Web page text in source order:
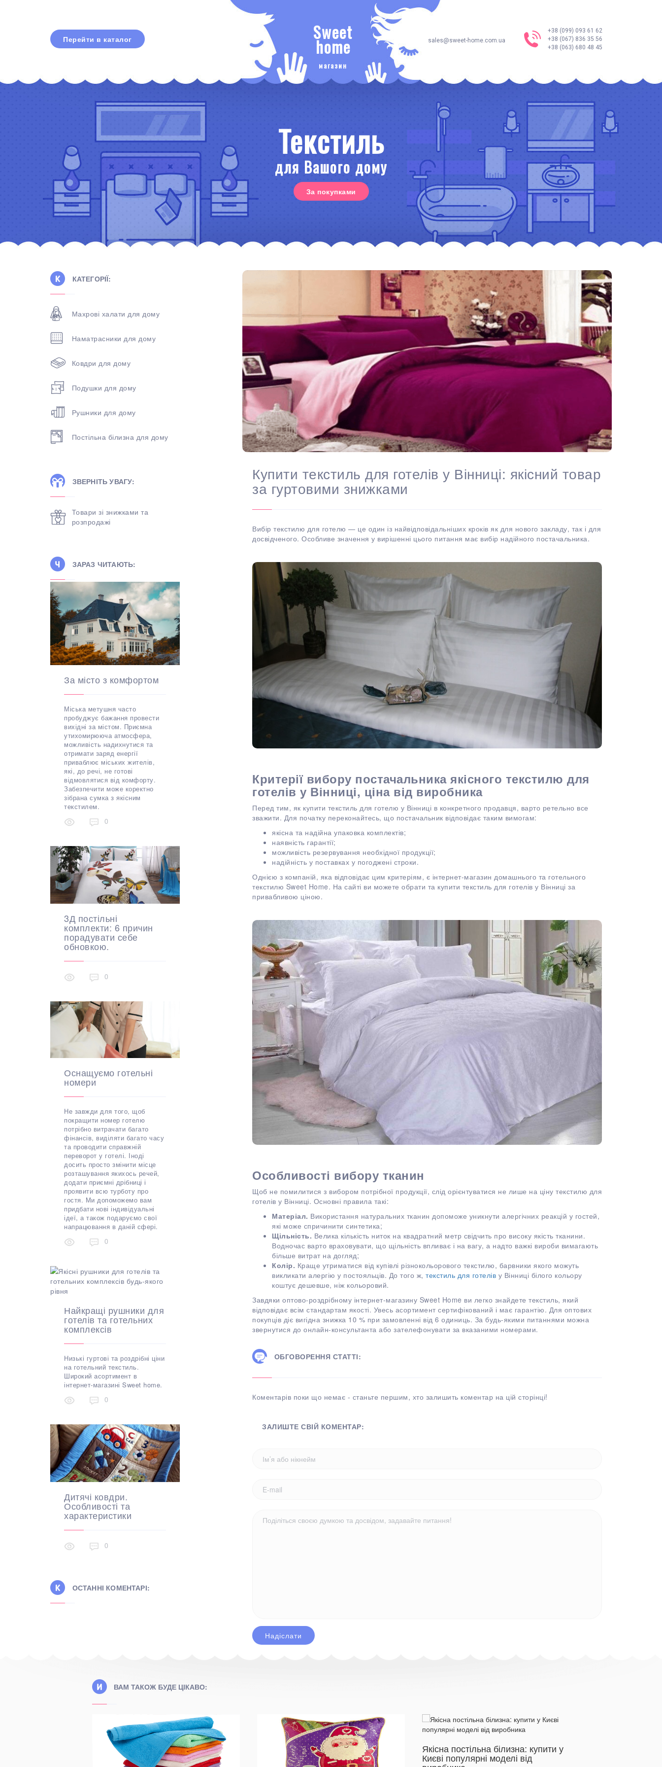
Перейти в каталог Sweet
home
магазин
sales@sweet-home.com.ua
+38 (099) 093 61 62
+38 (067) 836 35 56
+38 (063) 680 48 45
Текстиль
для Вашого дому
За покупками
Купити текстиль для готелів у Вінниці: якісний товар
за гуртовими знижками
Вибір текстилю для готелю — це один із найвідповідальніших кроків як для нового закладу, так і для
досвідченого. Особливе значення у вирішенні цього питання має вибір надійного постачальника.
Критерії вибору постачальника якісного текстилю для
готелів у Вінниці, ціна від виробника
Перед тим, як купити текстиль для готелю у Вінниці в конкретного продавця, варто ретельно все
зважити. Для початку переконайтесь, що постачальник відповідає таким вимогам:
якісна та надійна упаковка комплектів;
наявність гарантії;
можливість резервування необхідної продукції;
надійність у поставках у погоджені строки.
Однією з компаній, яка відповідає цим критеріям, є інтернет-магазин домашнього та готельного
текстилю Sweet Home. На сайті ви можете обрати та купити текстиль для готелів у Вінниці за
привабливою ціною.
Особливості вибору тканин
Щоб не помилитися з вибором потрібної продукції, слід орієнтуватися не лише на ціну текстилю для
готелів у Вінниці. Основні правила такі:
Матеріал. Використання натуральних тканин допоможе уникнути алергічних реакцій у гостей,
які може спричинити синтетика;
Щільність. Велика кількість ниток на квадратний метр свідчить про високу якість тканини.
Водночас варто враховувати, що щільність впливає і на вагу, а надто важкі вироби вимагають
більше витрат на догляд;
Колір. Краще утриматися від купівлі різнокольорового текстилю, барвники якого можуть
викликати алергію у постояльців. До того ж, текстиль для готелів у Вінниці білого кольору
коштує дешевше, ніж кольоровий.
Завдяки оптово-роздрібному інтернет-магазину Sweet Home ви легко знайдете текстиль, який
відповідає всім стандартам якості. Увесь асортимент сертифікований і має гарантію. Для оптових
покупців діє вигідна знижка 10 % при замовленні від 6 одиниць. За будь-якими питаннями можна
звернутися до онлайн-консультанта або зателефонувати за вказаними номерами.
ОБГОВОРЕННЯ СТАТТІ:
Коментарів поки що немає - станьте першим, хто залишить коментар на цій сторінці!
ЗАЛИШТЕ СВІЙ КОМЕНТАР:
КАТЕГОРІЇ:
Махрові халати для дому
Наматрасники для дому
Ковдри для дому
Подушки для дому
Рушники для дому
Постільна білизна для дому
ЗВЕРНІТЬ УВАГУ:
Товари зі знижками та
розпродажі
ЗАРАЗ ЧИТАЮТЬ:
За місто з комфортом
Міська метушня часто
пробуджує бажання провести
вихідні за містом. Приємна
утихомирююча атмосфера,
можливість надихнутися та
отримати заряд енергії
приваблює міських жителів,
які, до речі, не готові
відмовлятися від комфорту.
Забезпечити може коректно
зібрана сумка з якісним
текстилем.
0
3Д постільні
комплекти: 6 причин
порадувати себе
обновкою.
0
Оснащуємо готельні
номери
Не завжди для того, щоб
покращити номер готелю
потрібно витрачати багато
фінансів, виділяти багато часу
та проводити справжній
переворот у готелі. Іноді
досить просто змінити місце
розташування якихось речей,
додати приємні дрібниці і
проявити всю турботу про
гостя. Ми допоможемо вам
придбати нові індивідуальні
ідеї, а також подаруємо свої
напрацювання в даній сфері.
0
Найкращі рушники для
готелів та готельних
комплексів
Низькі гуртові та роздрібні ціни
на готельний текстиль.
Широкий асортимент в
інтернет-магазині Sweet home.
0
Дитячі ковдри.
Особливості та
характеристики
0
ОСТАННІ КОМЕНТАРІ:
ВАМ ТАКОЖ БУДЕ ЦІКАВО:
Якісна постільна білизна: купити у
Києві популярні моделі від